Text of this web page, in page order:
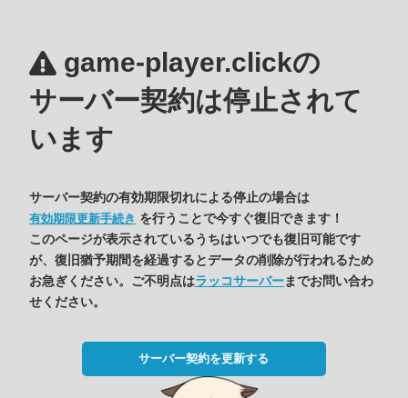
game-player.clickの
サーバー契約は停止されて
います
サーバー契約の有効期限切れによる停止の場合は
有効期限更新手続き を行うことで今すぐ復旧できます！
このページが表示されているうちはいつでも復旧可能です
が、復旧猶予期間を経過するとデータの削除が行われるため
お急ぎください。ご不明点はラッコサーバーまでお問い合わ
せください。
サーバー契約を更新する